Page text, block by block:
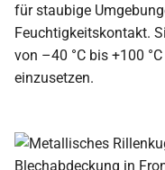
für staubige
Feuchtigkeitskontakt.
von –40 °C bis +100
einzusetzen.